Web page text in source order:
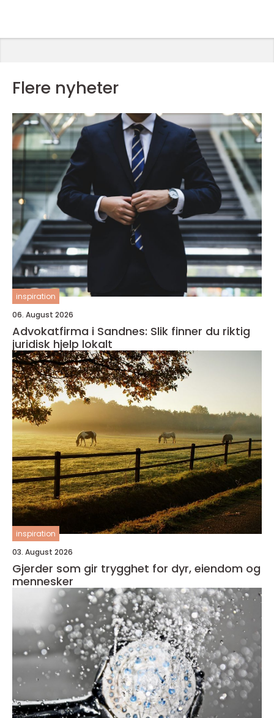
Flere nyheter
inspiration
06. August 2026
Advokatfirma i Sandnes: Slik finner du riktig
juridisk hjelp lokalt
inspiration
03. August 2026
Gjerder som gir trygghet for dyr, eiendom og
mennesker